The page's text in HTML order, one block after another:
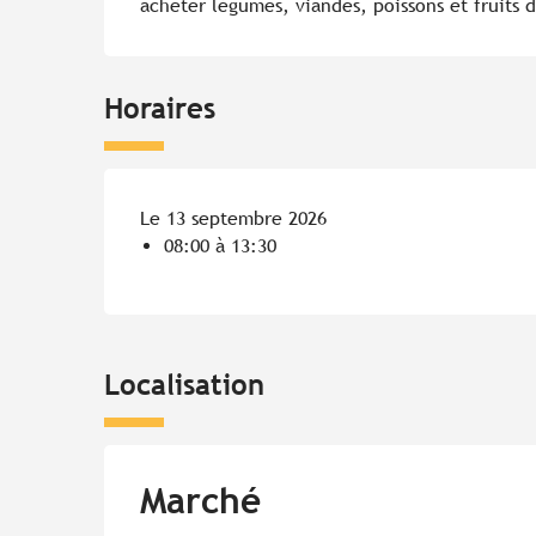
acheter légumes, viandes, poissons et fruits
Horaires
Le 13 septembre 2026
08:00 à 13:30
Localisation
Marché